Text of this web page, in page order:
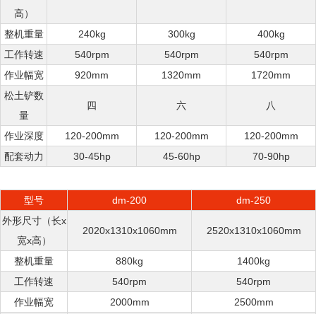
高）
整机重量 240kg 300kg
400kg
工作转速
540rpm 540rpm
540rpm
作业幅宽
920mm 1320mm
1720mm
松土铲数
量
四 六 八
作业深度 120-200mm 120-200mm
120-200mm
配套动力
30-45hp 45-60hp 70-90hp
型号 dm-200
dm-250
外形尺寸（长x
宽x高）
2020x1310x1060mm 2520x1310x1060mm
整机重量 880kg
1400kg
工作转速
540rpm
540rpm
作业幅宽
2000mm
2500mm